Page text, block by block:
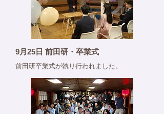
9月25日 前田研・卒業式
​前田研卒業式が執り行われました。